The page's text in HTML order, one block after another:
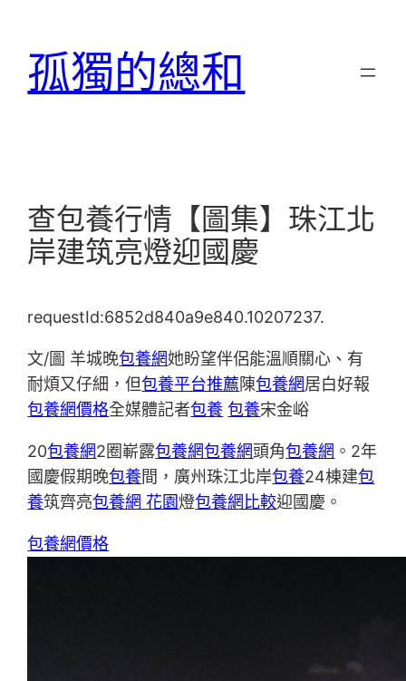
孤獨的總和
查包養行情【圖集】珠江北
岸建筑亮燈迎國慶
requestId:6852d840a9e840.10207237.
文/圖 羊城晚包養網她盼望伴侶能溫順關心、有
耐煩又仔細，但包養平台推薦陳包養網居白好報
包養網價格全媒體記者包養 包養宋金峪
20包養網2圈嶄露包養網包養網頭角包養網 。2年
國慶假期晚包養間，廣州珠江北岸包養24棟建包
養筑齊亮包養網 花園燈包養網比較迎國慶。
包養網價格